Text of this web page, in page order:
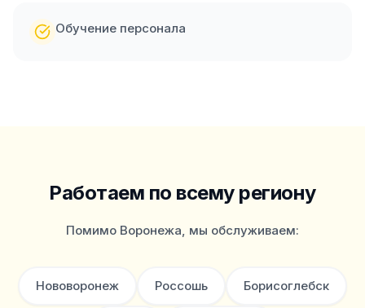
Обучение персонала
Работаем по всему региону
Помимо Воронежа, мы обслуживаем:
Нововоронеж Россошь Борисоглебск